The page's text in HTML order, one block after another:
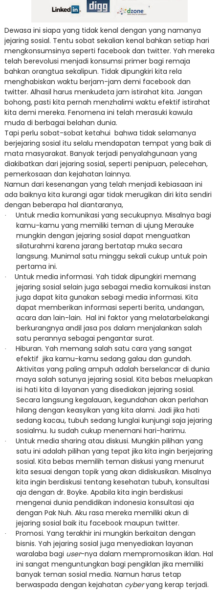
Dewasa ini siapa yang tidak kenal dengan yang namanya
jejaring sosial. Tentu sobat sekalian kenal bahkan setiap hari
mengkonsumsinya seperti facebook dan twitter. Yah mereka
telah berevolusi menjadi konsumsi primer bagi remaja
bahkan orangtua sekalipun. Tidak dipungkiri kita rela
menghabiskan waktu berjam-jam demi facebook dan
twitter. Alhasil harus menkudeta jam istirahat kita. Jangan
bohong, pasti kita pernah menzhalimi waktu efektif istirahat
kita demi mereka. Fenomena ini telah merasuki kawula
muda di berbagai belahan dunia.
Tapi perlu sobat-sobat ketahui bahwa tidak selamanya
berjejaring sosial itu selalu mendapatan tempat yang baik di
mata masyarakat. Banyak terjadi penyalahgunaan yang
diakibatkan dari jejaring sosial, seperti penipuan, pelecehan,
pemerkosaan dan kejahatan lainnya.
Namun dari kesenangan yang telah menjadi kebiasaan ini
ada baiknya kita kurangi agar tidak merugikan diri kita sendiri
dengan beberapa hal diantaranya,
·
Untuk media komunikasi yang secukupnya. Misalnya bagi
kamu-kamu yang memiliki teman di ujung Merauke
mungkin dengan jejaring sosial dapat menguatkan
silaturahmi karena jarang bertatap muka secara
langsung. Munimal satu minggu sekali cukup untuk poin
pertama ini.
·
Untuk media informasi. Yah tidak dipungkiri memang
jejaring sosial selain juga sebagai media komuikasi instan
juga dapat kita gunakan sebagi media informasi. Kita
dapat memberikan informasi seperti berita, undangan,
acara dan lain-lain. Hal ini faktor yang melatarbelakangi
berkurangnya andil jasa pos dalam menjalankan salah
satu perannya sebagai pengantar surat.
·
Hiburan. Yah memang salah satu cara yang sangat
efektif jika kamu-kamu sedang galau dan gundah.
Aktivitas yang paling ampuh adalah berselancar di dunia
maya salah satunya jejaring sosial. Kita bebas meluapkan
isi hati kita di layanan yang disediakan jejaring sosial.
Secara langsung kegalauan, kegundahan akan perlahan
hilang dengan keasyikan yang kita alami. Jadi jika hati
sedang kacau, tubuh sedang lunglai kunjungi saja jejaring
sosialmu. Iu sudah cukup menemani hari-harimu.
·
Untuk media sharing atau diskusi. Mungkin pilihan yang
satu ini adalah pilihan yang tepat jika kita ingin berjejaring
sosial. Kita bebas memilih teman diskusi yang menurut
kita sesuai dengan topik yang akan didiskusikan. Misalnya
kita ingin berdiskusi tentang kesehatan tubuh, konsultasi
aja dengan dr. Boyke. Apabila kita ingin berdiskusi
mengenai dunia pendidikan indonesia konsultasi aja
dengan Pak Nuh. Aku rasa mereka memiliki akun di
jejaring sosial baik itu facebook maupun twitter.
·
Promosi. Yang terakhir ini mungkin berkaitan dengan
bisnis. Yah jejaring sosial juga menyediakan layanan
waralaba bagi user-nya dalam mempromosikan iklan. Hal
ini sangat menguntungkan bagi pengiklan jika memiliki
banyak teman sosial media. Namun harus tetap
berwaspada dengan kejahatan cyberyang kerap terjadi.